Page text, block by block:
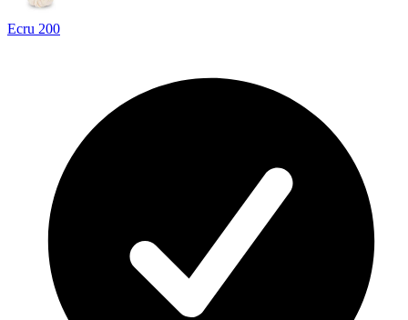
Ecru 200